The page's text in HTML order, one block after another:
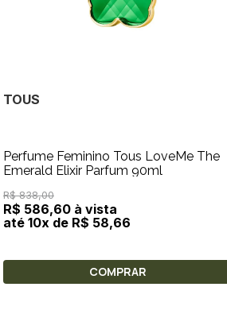
TOUS
Perfume Feminino Tous LoveMe The
Emerald Elixir Parfum 90ml
R$ 838,00
R$ 586,60 à vista
até 10x de R$ 58,66
COMPRAR